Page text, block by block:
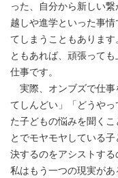
った、自分から新しい
越しや進学といった事
てしまうこともありま
ともあれば、頑張って
仕事です。
実際、オンブズで仕事
てしんどい」「どうや
た子どもの悩みを聞く
とでモヤモヤしている
決するのをアシストする
私はもう一つの現実が